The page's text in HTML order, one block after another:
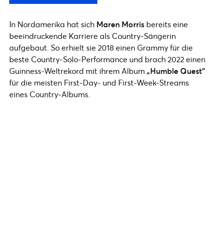
In Nordamerika hat sich Maren Morris bereits eine
beeindruckende Karriere als Country-Sängerin
aufgebaut. So erhielt sie 2018 einen Grammy für die
beste Country-Solo-Performance und brach 2022 einen
Guinness-Weltrekord mit ihrem Album„Humble Quest“
für die meisten First-Day- und First-Week-Streams
eines Country-Albums.